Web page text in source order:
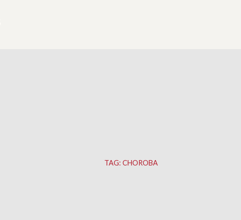
TAG: CHOROBA